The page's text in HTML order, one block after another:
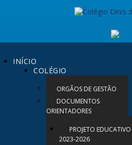
INÍCIO
COLÉGIO
ORGÃOS DE GESTÃO
DOCUMENTOS
ORIENTADORES
PROJETO EDUCATIVO
2023-2026